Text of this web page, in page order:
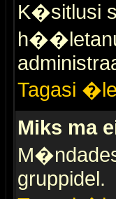
K�sitlusi
Tagasi
Miks ma
gruppidel.